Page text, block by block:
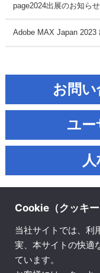
page2024出展のお知ら
Adobe MAX Japan 2023
お問
ユー
株式会
Cookie（クッキ
当社サイトでは、利
実、本サイトの快適
ています。